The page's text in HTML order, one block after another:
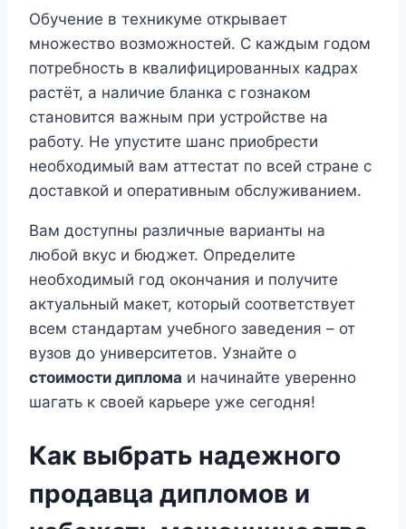
Обучение в техникуме открывает
множество возможностей. С каждым годом
потребность в квалифицированных кадрах
растёт, а наличие бланка с гознаком
становится важным при устройстве на
работу. Не упустите шанс приобрести
необходимый вам аттестат по всей стране с
доставкой и оперативным обслуживанием.
Вам доступны различные варианты на
любой вкус и бюджет. Определите
необходимый год окончания и получите
актуальный макет, который соответствует
всем стандартам учебного заведения – от
вузов до университетов. Узнайте о
стоимости диплома и начинайте уверенно
шагать к своей карьере уже сегодня!
Как выбрать надежного
продавца дипломов и